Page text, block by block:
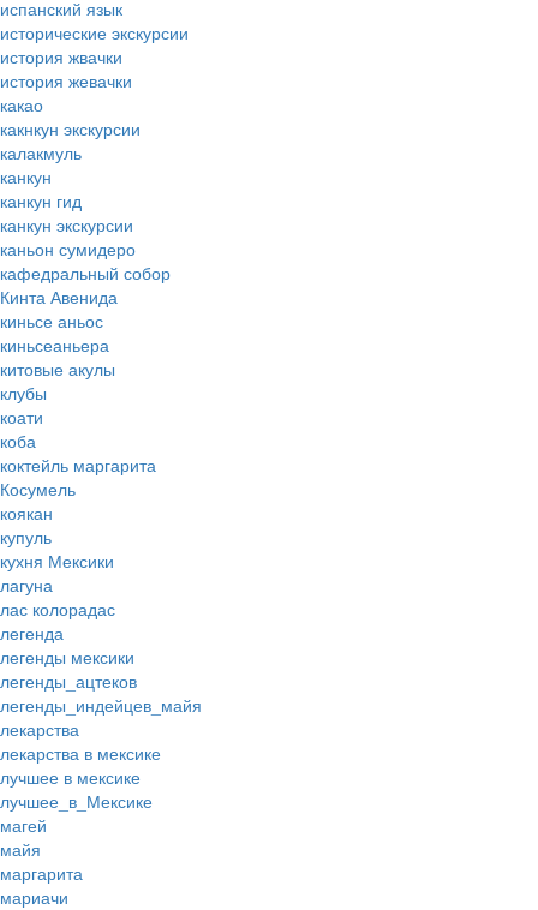
испанский язык
исторические экскурсии
история жвачки
история жевачки
какао
какнкун экскурсии
калакмуль
канкун
канкун гид
канкун экскурсии
каньон сумидеро
кафедральный собор
Кинта Авенида
киньсе аньос
киньсеаньера
китовые акулы
клубы
коати
коба
коктейль маргарита
Косумель
коякан
купуль
кухня Мексики
лагуна
лас колорадас
легенда
легенды мексики
легенды_ацтеков
легенды_индейцев_майя
лекарства
лекарства в мексике
лучшее в мексике
лучшее_в_Мексике
магей
майя
маргарита
мариачи